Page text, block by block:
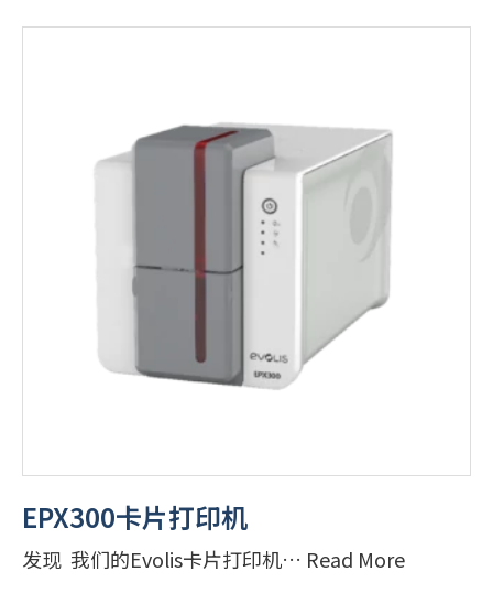
EPX300卡片打印机
发现 我们的Evolis卡片打印机… Read More